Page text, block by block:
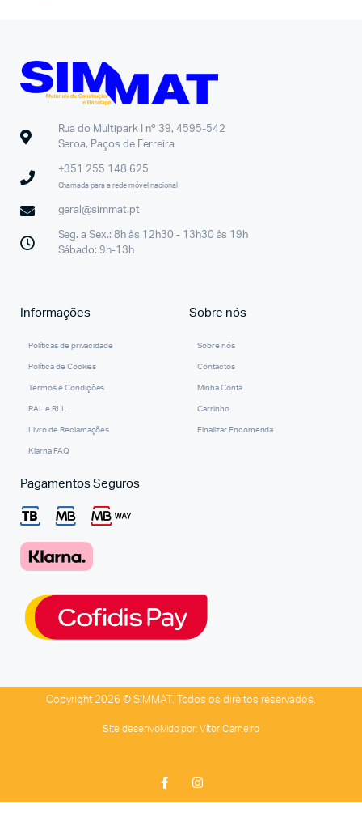
Rua do Multipark I nº 39, 4595-542
Seroa, Paços de Ferreira
+351 255 148 625
Chamada para a rede móvel nacional
geral@simmat.pt
Seg. a Sex.: 8h às 12h30 - 13h30 às 19h
Sábado: 9h-13h
Informações
Políticas de privacidade
Política de Cookies
Termos e Condições
RAL e RLL
Livro de Reclamações
Klarna FAQ
Sobre nós
Sobre nós
Contactos
Minha Conta
Carrinho
Finalizar Encomenda
Pagamentos Seguros
Copyright 2026 © SIMMAT. Todos os direitos reservados.
Site desenvolvido por: Vítor Carneiro